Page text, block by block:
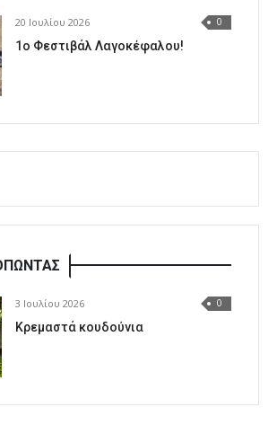
20 Ιουλίου 2026 0
1o Φεστιβάλ Λαγοκέφαλου!
3 Ιουλίου 2026 0
Κρεμαστά κουδούνια